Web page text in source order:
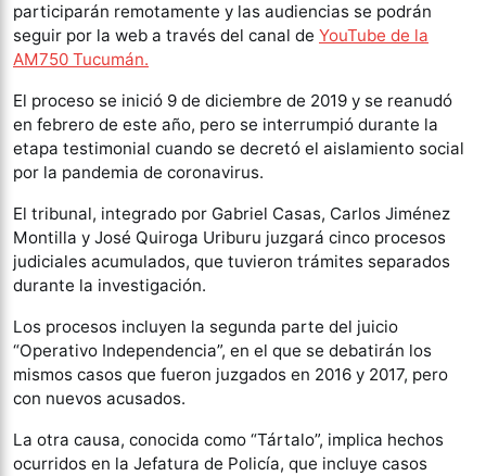
participarán remotamente y las audiencias se podrán
seguir por la web a través del canal de YouTube de la
AM750 Tucumán.
El proceso se inició 9 de diciembre de 2019 y se reanudó
en febrero de este año, pero se interrumpió durante la
etapa testimonial cuando se decretó el aislamiento social
por la pandemia de coronavirus.
El tribunal, integrado por Gabriel Casas, Carlos Jiménez
Montilla y José Quiroga Uriburu juzgará cinco procesos
judiciales acumulados, que tuvieron trámites separados
durante la investigación.
Los procesos incluyen la segunda parte del juicio
“Operativo Independencia”, en el que se debatirán los
mismos casos que fueron juzgados en 2016 y 2017, pero
con nuevos acusados.
La otra causa, conocida como “Tártalo”, implica hechos
ocurridos en la Jefatura de Policía, que incluye casos